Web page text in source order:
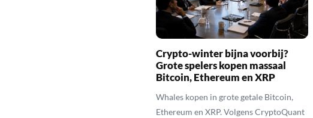
Crypto-winter bijna voorbij?
Grote spelers kopen massaal
Bitcoin, Ethereum en XRP
Whales kopen in grote getale Bitcoin,
Ethereum en XRP. Volgens CryptoQuant